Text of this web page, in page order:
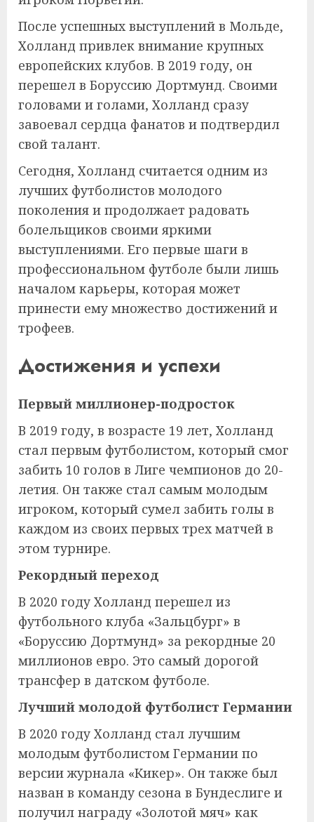
После успешных выступлений в Мольде,
Холланд привлек внимание крупных
европейских клубов. В 2019 году, он
перешел в Боруссию Дортмунд. Своими
головами и голами, Холланд сразу
завоевал сердца фанатов и подтвердил
свой талант.
Сегодня, Холланд считается одним из
лучших футболистов молодого
поколения и продолжает радовать
болельщиков своими яркими
выступлениями. Его первые шаги в
профессиональном футболе были лишь
началом карьеры, которая может
принести ему множество достижений и
трофеев.
Достижения и успехи
Первый миллионер-подросток
В 2019 году, в возрасте 19 лет, Холланд
стал первым футболистом, который смог
забить 10 голов в Лиге чемпионов до 20-
летия. Он также стал самым молодым
игроком, который сумел забить голы в
каждом из своих первых трех матчей в
этом турнире.
Рекордный переход
В 2020 году Холланд перешел из
футбольного клуба «Зальцбург» в
«Боруссию Дортмунд» за рекордные 20
миллионов евро. Это самый дорогой
трансфер в датском футболе.
Лучший молодой футболист Германии
В 2020 году Холланд стал лучшим
молодым футболистом Германии по
версии журнала «Кикер». Он также был
назван в команду сезона в Бундеслиге и
получил награду «Золотой мяч» как